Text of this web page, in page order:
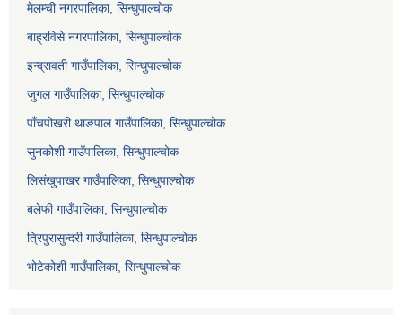
मेलम्ची नगरपालिका, सिन्धुपाल्चोक
बाह्रविसे नगरपालिका, सिन्धुपाल्चोक
इन्द्रावती गाउँपालिका, सिन्धुपाल्चोक
जुगल गाउँपालिका, सिन्धुपाल्चोक
पाँचपोखरी थाङपाल गाउँपालिका, सिन्धुपाल्चोक
सुनकोशी गाउँपालिका, सिन्धुपाल्चोक
लिसंखुपाखर गाउँपालिका, सिन्धुपाल्चोक
बलेफी गाउँपालिका, सिन्धुपाल्चोक
त्रिपुरासुन्दरी गाउँपालिका, सिन्धुपाल्चोक
भोटेकोशी गाउँपालिका, सिन्धुपाल्चोक